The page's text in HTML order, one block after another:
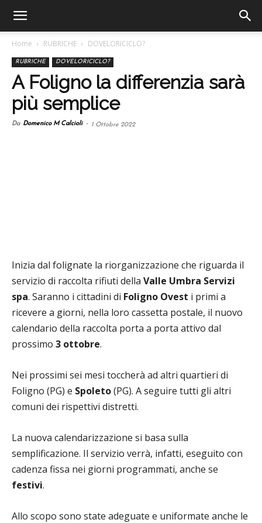
Home RUBRICHE DOVELORICICLO?
RUBRICHE DOVELORICICLO?
A Foligno la differenzia sarà
più semplice
Da Domenico M Calcioli - 1 Ottobre 2022
Inizia dal folignate la riorganizzazione che riguarda il
servizio di raccolta rifiuti della Valle Umbra Servizi
spa. Saranno i cittadini di Foligno Ovest i primi a
ricevere a giorni, nella loro cassetta postale, il nuovo
calendario della raccolta porta a porta attivo dal
prossimo 3 ottobre.
Nei prossimi sei mesi toccherà ad altri quartieri di
Foligno (PG) e Spoleto(PG). A seguire tutti gli altri
comuni dei rispettivi distretti.
La nuova calendarizzazione si basa sulla
semplificazione. Il servizio verrà, infatti, eseguito con
cadenza fissa nei giorni programmati, anche se
festivi.
Allo scopo sono state adeguate e uniformate anche le